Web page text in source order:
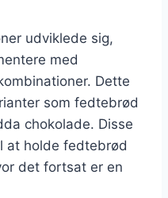
udviklede sig,
med
Dette
som fedtebrød
chokolade. Disse
at holde fedtebrød
det fortsat er en